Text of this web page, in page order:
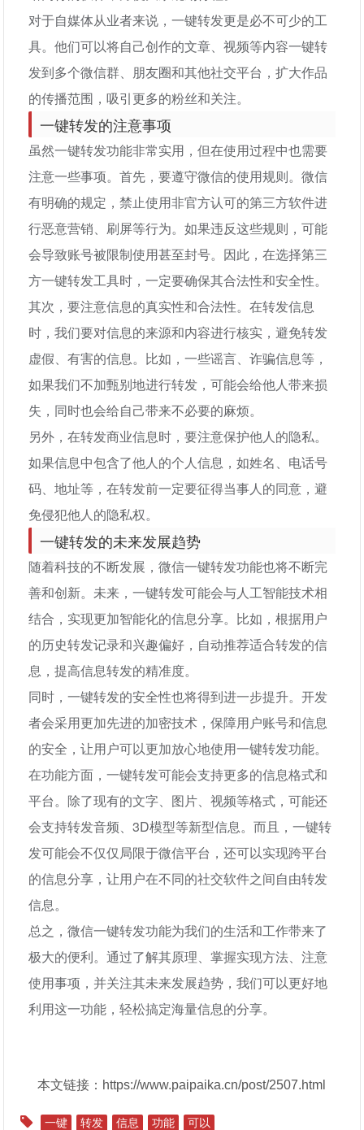
对于自媒体从业者来说，一键转发更是必不可少的工
具。他们可以将自己创作的文章、视频等内容一键转
发到多个微信群、朋友圈和其他社交平台，扩大作品
的传播范围，吸引更多的粉丝和关注。
一键转发的注意事项
虽然一键转发功能非常实用，但在使用过程中也需要
注意一些事项。首先，要遵守微信的使用规则。微信
有明确的规定，禁止使用非官方认可的第三方软件进
行恶意营销、刷屏等行为。如果违反这些规则，可能
会导致账号被限制使用甚至封号。因此，在选择第三
方一键转发工具时，一定要确保其合法性和安全性。
其次，要注意信息的真实性和合法性。在转发信息
时，我们要对信息的来源和内容进行核实，避免转发
虚假、有害的信息。比如，一些谣言、诈骗信息等，
如果我们不加甄别地进行转发，可能会给他人带来损
失，同时也会给自己带来不必要的麻烦。
另外，在转发商业信息时，要注意保护他人的隐私。
如果信息中包含了他人的个人信息，如姓名、电话号
码、地址等，在转发前一定要征得当事人的同意，避
免侵犯他人的隐私权。
一键转发的未来发展趋势
随着科技的不断发展，微信一键转发功能也将不断完
善和创新。未来，一键转发可能会与人工智能技术相
结合，实现更加智能化的信息分享。比如，根据用户
的历史转发记录和兴趣偏好，自动推荐适合转发的信
息，提高信息转发的精准度。
同时，一键转发的安全性也将得到进一步提升。开发
者会采用更加先进的加密技术，保障用户账号和信息
的安全，让用户可以更加放心地使用一键转发功能。
在功能方面，一键转发可能会支持更多的信息格式和
平台。除了现有的文字、图片、视频等格式，可能还
会支持转发音频、3D模型等新型信息。而且，一键转
发可能会不仅仅局限于微信平台，还可以实现跨平台
的信息分享，让用户在不同的社交软件之间自由转发
信息。
总之，微信一键转发功能为我们的生活和工作带来了
极大的便利。通过了解其原理、掌握实现方法、注意
使用事项，并关注其未来发展趋势，我们可以更好地
利用这一功能，轻松搞定海量信息的分享。
本文链接：https://www.paipaika.cn/post/2507.html
一键 转发 信息 功能 可以